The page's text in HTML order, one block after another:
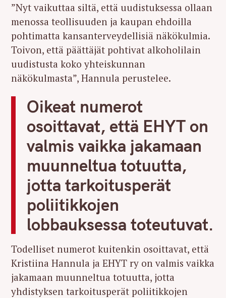
”Nyt vaikuttaa siltä, että uudistuksessa ollaan
menossa teollisuuden ja kaupan ehdoilla
pohtimatta kansanterveydellisiä näkökulmia.
Toivon, että päättäjät pohtivat alkoholilain
uudistusta koko yhteiskunnan
näkökulmasta”, Hannula perustelee.
Oikeat numerot
osoittavat, että EHYT on
valmis vaikka jakamaan
muunneltua totuutta,
jotta tarkoitusperät
poliitikkojen
lobbauksessa toteutuvat.
Todelliset numerot kuitenkin osoittavat, että
Kristiina Hannula ja EHYT ry on valmis vaikka
jakamaan muunneltua totuutta, jotta
yhdistyksen tarkoitusperät poliitikkojen